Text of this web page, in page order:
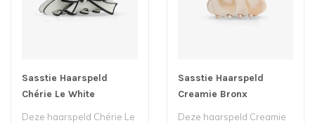
Sasstie Haarspeld
Chérie Le White
Deze haarspeld Chérie Le
Sasstie Haarspeld
Creamie Bronx
Deze haarspeld Creamie